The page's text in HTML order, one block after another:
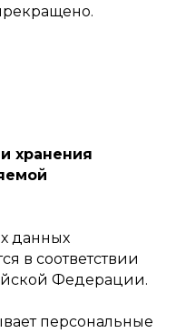
хранения
данных
в соответствии
Федерации.
персональные